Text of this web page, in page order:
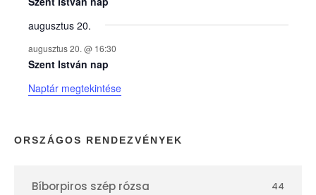
k
n
a
p
augusztus 20.
augusztus 20. @ 16:30
Szent István nap
Naptár megtekintése
ORSZÁGOS RENDEZVÉNYEK
Bíborpiros szép rózsa 44